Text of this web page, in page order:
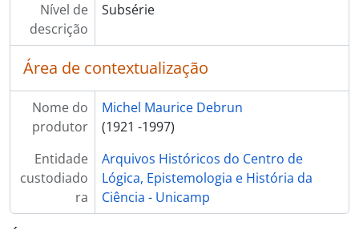
Nível de
descrição
Subsérie
Área de contextualização
Nome do
produtor
Michel Maurice Debrun
(1921 -1997)
Entidade
custodiado
ra
Arquivos Históricos do Centro de
Lógica, Epistemologia e História da
Ciência - Unicamp